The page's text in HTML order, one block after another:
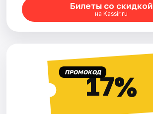
Билеты со скидкой
на Kassir.ru
ПРОМОКОД17%